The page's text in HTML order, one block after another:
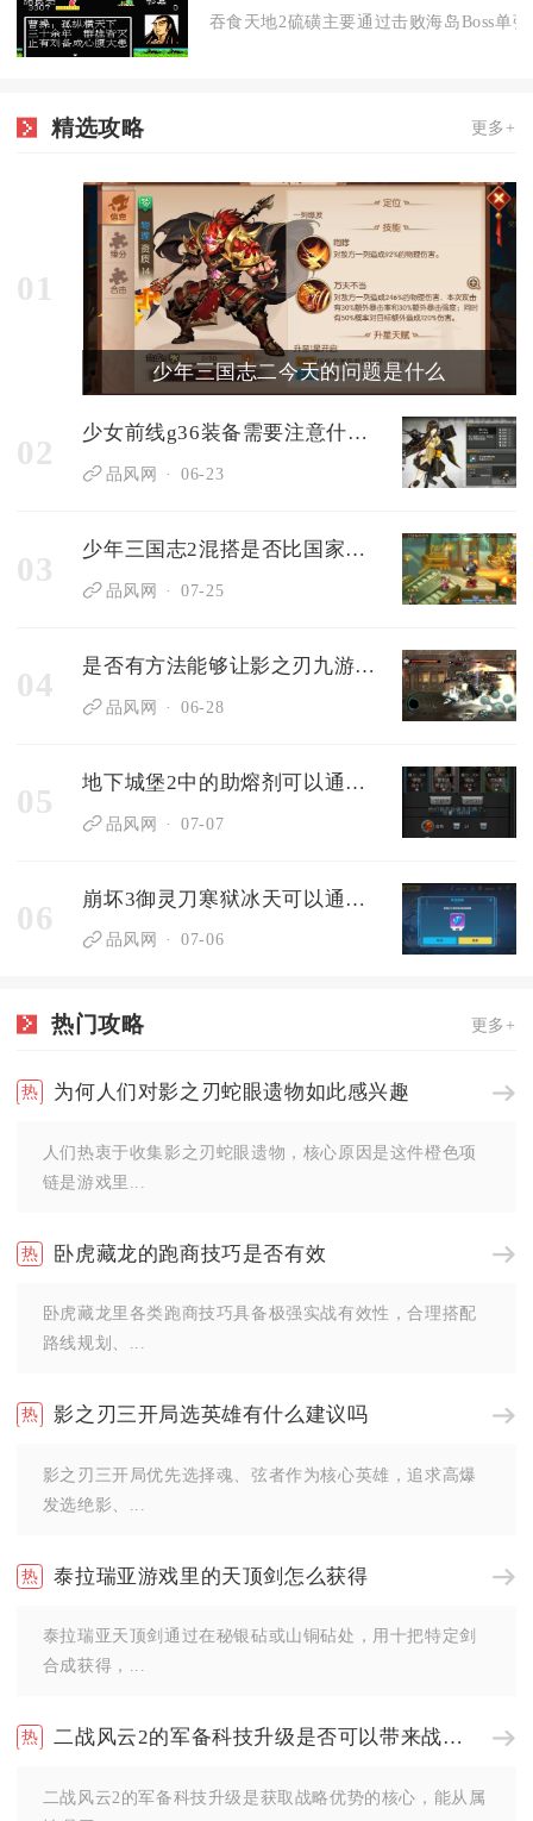
吞食天地2硫磺主要通过击败海岛Boss单
精选攻略 更多+
01
少年三国志二今天的问题是什么
02 少女前线g36装备需要注意什么搭配技巧
品风网 06-23
03 少年三国志2混搭是否比国家队更可靠
品风网 07-25
04 是否有方法能够让影之刃九游技能辅助去除技能cd时间
品风网 06-28
05 地下城堡2中的助熔剂可以通过哪些途径得到20份
品风网 07-07
06 崩坏3御灵刀寒狱冰天可以通过什么方式得到
品风网 07-06
热门攻略 更多+
为何人们对影之刃蛇眼遗物如此感兴趣
人们热衷于收集影之刃蛇眼遗物，核心原因是这件橙色项
链是游戏里...
卧虎藏龙的跑商技巧是否有效
卧虎藏龙里各类跑商技巧具备极强实战有效性，合理搭配
路线规划、...
影之刃三开局选英雄有什么建议吗
影之刃三开局优先选择魂、弦者作为核心英雄，追求高爆
发选绝影、...
泰拉瑞亚游戏里的天顶剑怎么获得
泰拉瑞亚天顶剑通过在秘银砧或山铜砧处，用十把特定剑
合成获得，...
二战风云2的军备科技升级是否可以带来战略优势
二战风云2的军备科技升级是获取战略优势的核心，能从属